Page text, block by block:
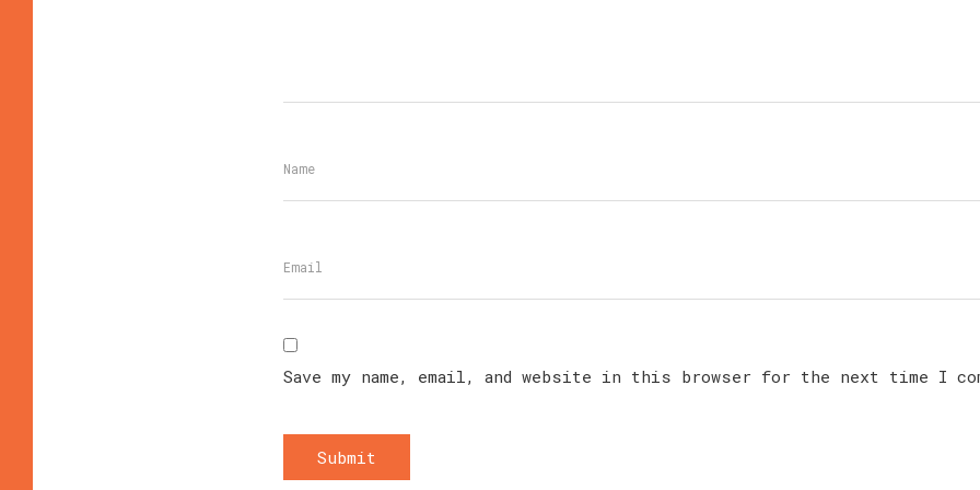
Save my name, email, and website in this browser for the next time I
Submit